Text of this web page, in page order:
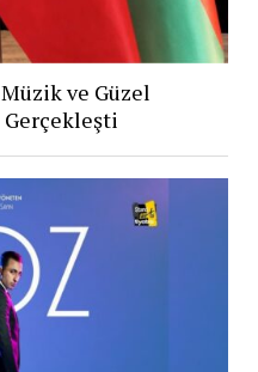
ve Güzel
Gerçekleşti